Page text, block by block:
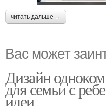
читать дальше →
Вас может
Дизайн
для семьи с
идеи